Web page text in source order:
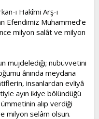
ı Hakîmi Arş-ı
Efendimiz Muhammed’e
milyon salât ve milyon
müjdelediği; nübüvvetini
ânında meydana
insanlardan evliyâ
ayın ikiye bölündüğü
alıp verdiği
milyon selâm olsun.